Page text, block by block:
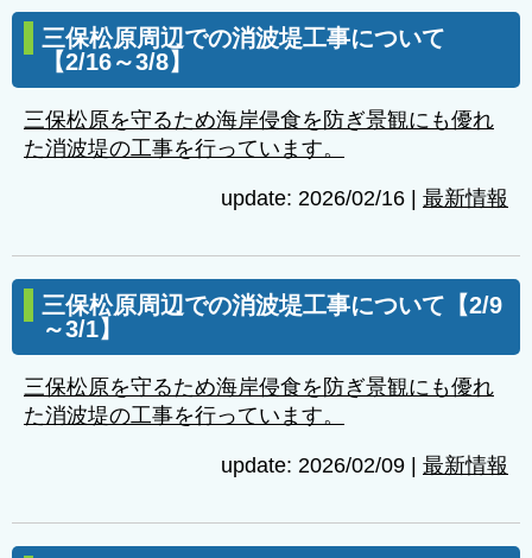
三保松原周辺での消波堤工事について
【2/16～3/8】
三保松原を守るため海岸侵食を防ぎ景観にも優れ
た消波堤の工事を行っています。
update: 2026/02/16 最新情報
三保松原周辺での消波堤工事について【2/9
～3/1】
三保松原を守るため海岸侵食を防ぎ景観にも優れ
た消波堤の工事を行っています。
update: 2026/02/09 最新情報